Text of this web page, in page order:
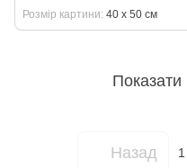
Розмір картини 40 х 50 см
Показати
Назад 1